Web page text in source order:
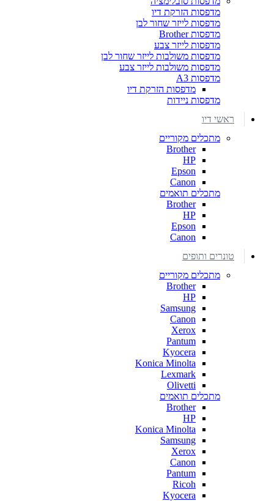
מדפסות הזרקת דיו
מדפסות לייזר שחור לבן
מדפסות Brother
מדפסות לייזר צבע
מדפסות משולבות לייזר שחור לבן
מדפסות משולבות לייזר צבע
מדפסות A3
מדפסות הזרקת דיו
מדפסות ניידות
ראשי דיו
מתכלים מקוריים
Brother
HP
Epson
Canon
מתכלים תואמים
Brother
HP
Epson
Canon
טונרים ותופים
מתכלים מקוריים
Brother
HP
Samsung
Canon
Xerox
Pantum
Kyocera
Konica Minolta
Lexmark
Olivetti
מתכלים תואמים
Brother
HP
Konica Minolta
Samsung
Xerox
Canon
Pantum
Ricoh
Kyocera